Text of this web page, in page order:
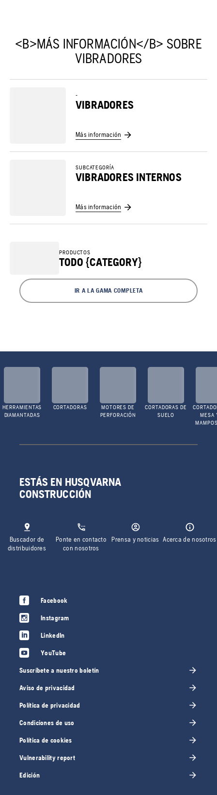
<B>MÁS INFORMACIÓN</B> SOBRE
VIBRADORES
-
VIBRADORES
Más información
SUBCATEGORÍA
VIBRADORES INTERNOS
Más información
PRODUCTOS
TODO {CATEGORY}
IR A LA GAMA COMPLETA
HERRAMIENTAS
DIAMANTADAS
CORTADORAS
MOTORES DE
PERFORACIÓN
CORTADORAS DE
SUELO
MESA
ESTÁS EN HUSQVARNA
CONSTRUCCIÓN
Buscador de
distribuidores
Ponte en contacto
con nosotros
Prensa y noticias Acerca de nosotros
Facebook
Instagram
LinkedIn
YouTube
Suscríbete a nuestro boletín
Aviso de privacidad
Política de privacidad
Condiciones de uso
Política de cookies
Vulnerability report
Edición